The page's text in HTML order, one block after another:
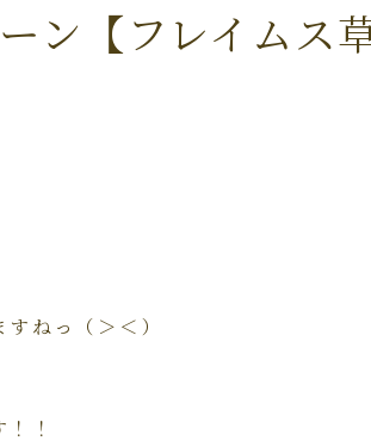
ン【フレイムス
ねっ（＞＜）
！